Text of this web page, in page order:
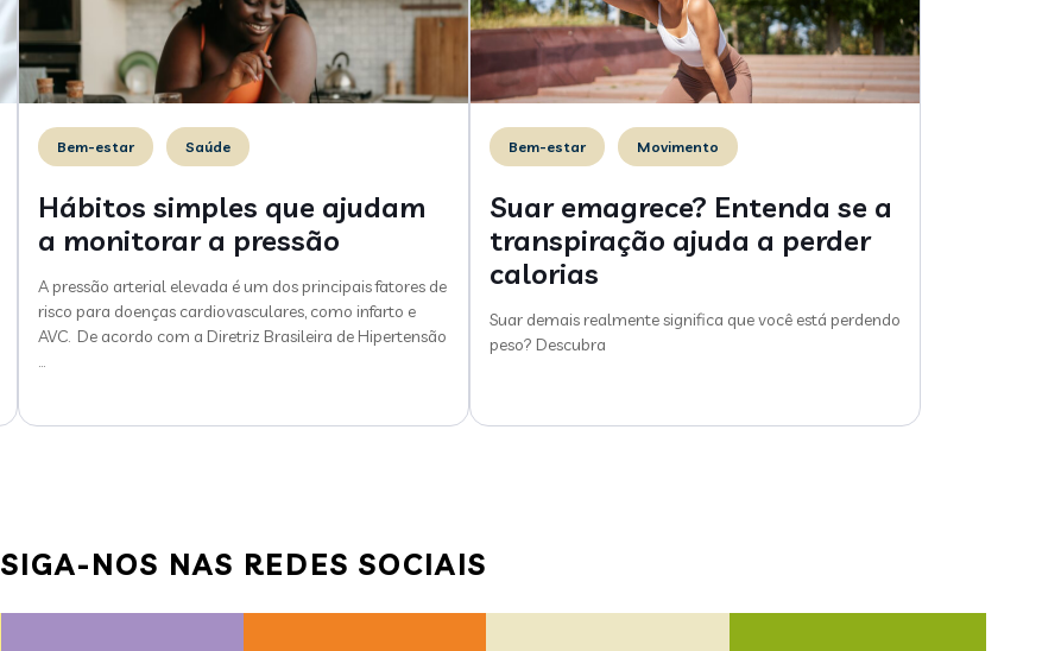
Bem-estar Saúde
Hábitos simples que ajudam
a monitorar a pressão
A pressão arterial elevada é um dos principais fatores de
risco para doenças cardiovasculares, como infarto e
AVC. De acordo com a Diretriz Brasileira de Hipertensão
…
Bem-estar Movimento
Suar emagrece? Entenda se a
transpiração ajuda a perder
calorias
Suar demais realmente significa que você está perdendo
peso? Descubra
SIGA-NOS NAS REDES SOCIAIS